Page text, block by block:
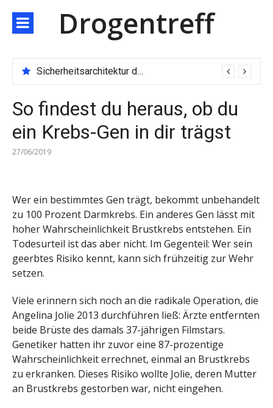
zum
Inhalt
Drogentreff
Sicherheitsarchitektur der nächsten Generation: JARXE kombiniert Multi-Wallet und MPC als Schutzschild für digitales Vertrauen
So findest du heraus, ob du
ein Krebs-Gen in dir trägst
27/06/2019
Wer ein bestimmtes Gen trägt, bekommt unbehandelt
zu 100 Prozent Darmkrebs. Ein anderes Gen lässt mit
hoher Wahrscheinlichkeit Brustkrebs entstehen. Ein
Todesurteil ist das aber nicht. Im Gegenteil: Wer sein
geerbtes Risiko kennt, kann sich frühzeitig zur Wehr
setzen.
Viele erinnern sich noch an die radikale Operation, die
Angelina Jolie 2013 durchführen ließ: Ärzte entfernten
beide Brüste des damals 37-jährigen Filmstars.
Genetiker hatten ihr zuvor eine 87-prozentige
Wahrscheinlichkeit errechnet, einmal an Brustkrebs
zu erkranken. Dieses Risiko wollte Jolie, deren Mutter
an Brustkrebs gestorben war, nicht eingehen.